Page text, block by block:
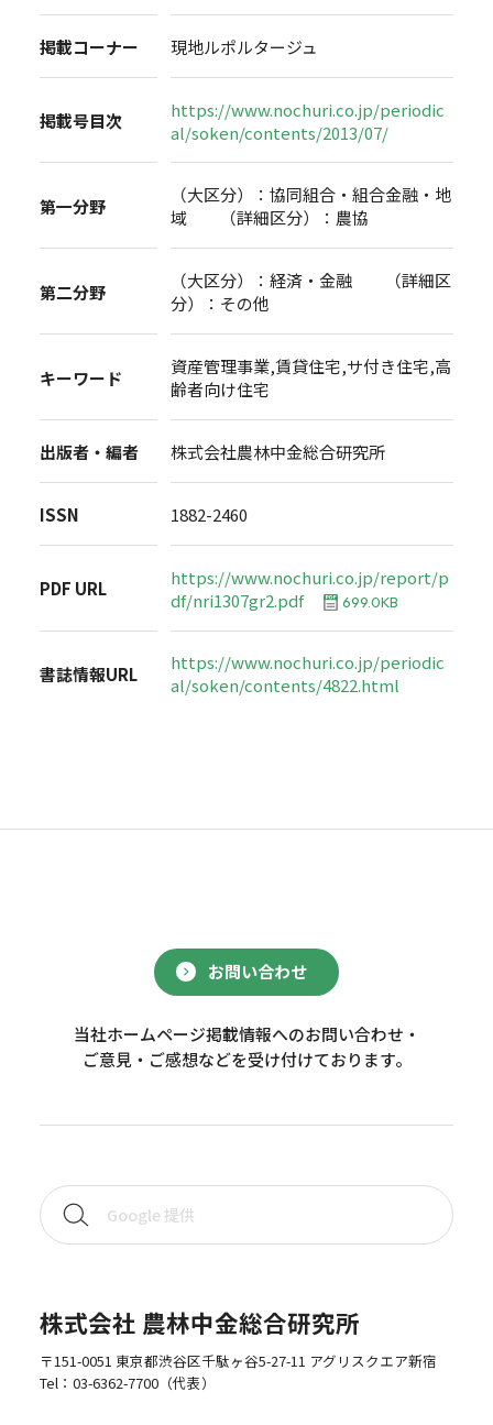
掲載コーナー 現地ルポルタージュ
掲載号目次
https://www.nochuri.co.jp/periodic
al/soken/contents/2013/07/
第一分野
（大区分）：協同組合・組合金融・地
域 （詳細区分）：農協
第二分野
（大区分）：経済・金融 （詳細区
分）：その他
キーワード
資産管理事業,賃貸住宅,サ付き住宅,高
齢者向け住宅
出版者・編者 株式会社農林中金総合研究所
ISSN 1882-2460
PDF URL
https://www.nochuri.co.jp/report/p
df/nri1307gr2.pdf
699.0KB
書誌情報URL
https://www.nochuri.co.jp/periodic
al/soken/contents/4822.html
お問い合わせ
当社ホームページ掲載情報へのお問い合わせ・
ご意見・ご感想などを受け付けております。
株式会社 農林中金総合研究所
〒151-0051 東京都渋谷区千駄ヶ谷5-27-11 アグリスクエア新宿
Tel： 03-6362-7700（代表）